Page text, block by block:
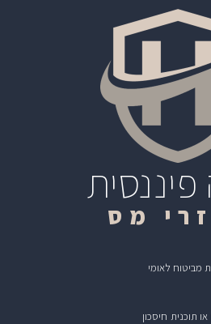
מס
מביטוח לאומי
תוכנית חיסכון